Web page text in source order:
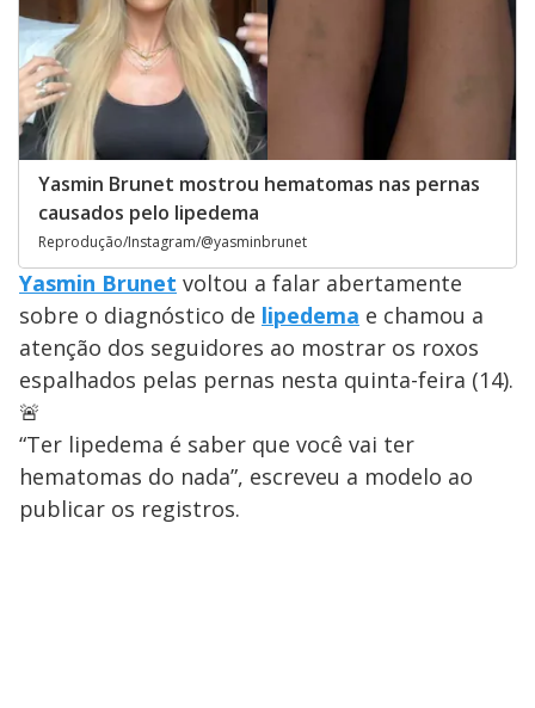
Yasmin Brunet mostrou hematomas nas pernas
causados pelo lipedema
Reprodução/Instagram/@yasminbrunet
Yasmin Brunet voltou a falar abertamente
sobre o diagnóstico de lipedema e chamou a
atenção dos seguidores ao mostrar os roxos
espalhados pelas pernas nesta quinta-feira (14).
🚨
“Ter lipedema é saber que você vai ter
hematomas do nada”, escreveu a modelo ao
publicar os registros.